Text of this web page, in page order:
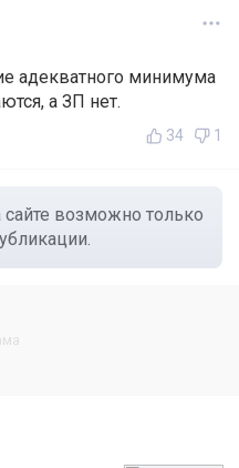
адекватного минимума
а ЗП нет.
34 1
сайте возможно только